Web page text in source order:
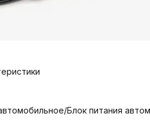
Блок питания